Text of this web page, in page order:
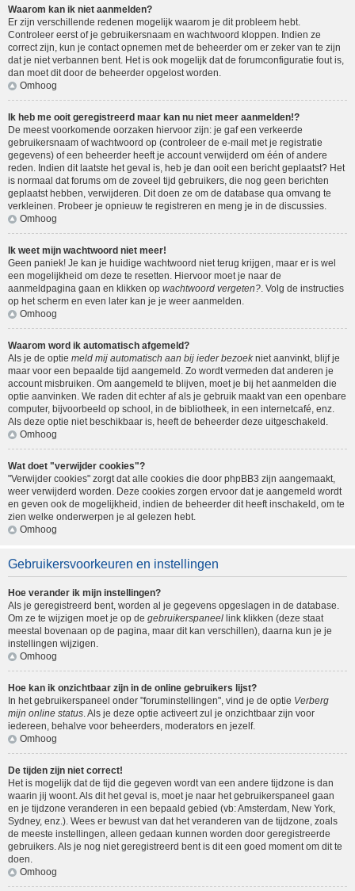
Waarom kan ik niet aanmelden?
Er zijn verschillende redenen mogelijk waarom je dit probleem hebt.
Controleer eerst of je gebruikersnaam en wachtwoord kloppen. Indien ze
correct zijn, kun je contact opnemen met de beheerder om er zeker van te zijn
dat je niet verbannen bent. Het is ook mogelijk dat de forumconfiguratie fout is,
dan moet dit door de beheerder opgelost worden.
Omhoog
Ik heb me ooit geregistreerd maar kan nu niet meer aanmelden!?
De meest voorkomende oorzaken hiervoor zijn: je gaf een verkeerde
gebruikersnaam of wachtwoord op (controleer de e-mail met je registratie
gegevens) of een beheerder heeft je account verwijderd om één of andere
reden. Indien dit laatste het geval is, heb je dan ooit een bericht geplaatst? Het
is normaal dat forums om de zoveel tijd gebruikers, die nog geen berichten
geplaatst hebben, verwijderen. Dit doen ze om de database qua omvang te
verkleinen. Probeer je opnieuw te registreren en meng je in de discussies.
Omhoog
Ik weet mijn wachtwoord niet meer!
Geen paniek! Je kan je huidige wachtwoord niet terug krijgen, maar er is wel
een mogelijkheid om deze te resetten. Hiervoor moet je naar de
aanmeldpagina gaan en klikken op wachtwoord vergeten?. Volg de instructies
op het scherm en even later kan je je weer aanmelden.
Omhoog
Waarom word ik automatisch afgemeld?
Als je de optie meld mij automatisch aan bij ieder bezoekniet aanvinkt, blijf je
maar voor een bepaalde tijd aangemeld. Zo wordt vermeden dat anderen je
account misbruiken. Om aangemeld te blijven, moet je bij het aanmelden die
optie aanvinken. We raden dit echter af als je gebruik maakt van een openbare
computer, bijvoorbeeld op school, in de bibliotheek, in een internetcafé, enz.
Als deze optie niet beschikbaar is, heeft de beheerder deze uitgeschakeld.
Omhoog
Wat doet "verwijder cookies"?
"Verwijder cookies" zorgt dat alle cookies die door phpBB3 zijn aangemaakt,
weer verwijderd worden. Deze cookies zorgen ervoor dat je aangemeld wordt
en geven ook de mogelijkheid, indien de beheerder dit heeft inschakeld, om te
zien welke onderwerpen je al gelezen hebt.
Omhoog
Gebruikersvoorkeuren en instellingen
Hoe verander ik mijn instellingen?
Als je geregistreerd bent, worden al je gegevens opgeslagen in de database.
Om ze te wijzigen moet je op de gebruikerspaneel link klikken (deze staat
meestal bovenaan op de pagina, maar dit kan verschillen), daarna kun je je
instellingen wijzigen.
Omhoog
Hoe kan ik onzichtbaar zijn in de online gebruikers lijst?
In het gebruikerspaneel onder "foruminstellingen", vind je de optie Verberg
mijn online status. Als je deze optie activeert zul je onzichtbaar zijn voor
iedereen, behalve voor beheerders, moderators en jezelf.
Omhoog
De tijden zijn niet correct!
Het is mogelijk dat de tijd die gegeven wordt van een andere tijdzone is dan
waarin jij woont. Als dit het geval is, moet je naar het gebruikerspaneel gaan
en je tijdzone veranderen in een bepaald gebied (vb: Amsterdam, New York,
Sydney, enz.). Wees er bewust van dat het veranderen van de tijdzone, zoals
de meeste instellingen, alleen gedaan kunnen worden door geregistreerde
gebruikers. Als je nog niet geregistreerd bent is dit een goed moment om dit te
doen.
Omhoog